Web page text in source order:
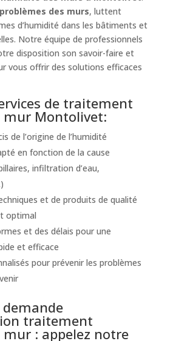
problèmes des murs, luttent
d’humidité dans les bâtiments et
Notre équipe de professionnels
disposition son savoir-faire et
vous offrir des solutions efficaces
de traitement
mur Montolivet:
de l’origine de l’humidité
en fonction de la cause
infiltration d’eau,
et de produits de qualité
optimal
et des délais pour une
et efficace
pour prévenir les problèmes
traitement
mur : appelez notre